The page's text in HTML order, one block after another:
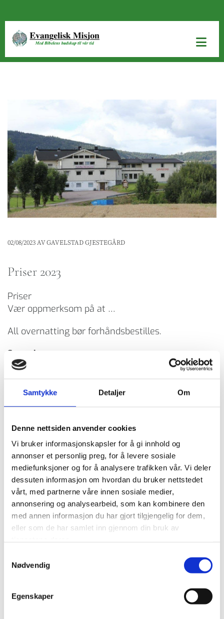
Samtykke Detaljer Om
Denne nettsiden anvender cookies
Vi bruker informasjonskapsler for å gi innhold og
annonser et personlig preg, for å levere sosiale
mediefunksjoner og for å analysere trafikken vår. Vi deler
dessuten informasjon om hvordan du bruker nettstedet
vårt, med partnerne våre innen sosiale medier,
annonsering og analysearbeid, som kan kombinere den
med annen informasjon du har gjort tilgjengelig for dem,
eller som de har samlet inn gjennom din bruk av
Nødvendig
Egenskaper
02/08/2023AV GAVELSTAD GJESTEGÅRD
Priser 2023
Priser
Vær oppmerksom på at …
All overnatting bør forhåndsbestilles.
Servering
I helgene serverer vi:
Lunsjbord med to varmretter samt rikholdig
koldtbord
Middag med dessert og kaffe
Pris: 270,- per måltid
Kontakt oss på telefon33 15 59 59 eller 900 45
605, ellere-post post@evangelisk-misjon.no for
bestilling.
---------------------------------------
Mat og overnatting
Enkeltrom:
Dobbeltrom: